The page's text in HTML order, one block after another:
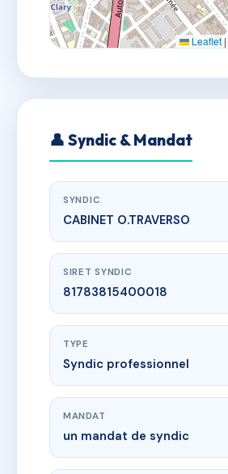
Leaflet |
👤 Syndic & Mandat
SYNDIC
CABINET O.TRAVERSO
SIRET SYNDIC
81783815400018
TYPE
Syndic professionnel
MANDAT
un mandat de syndic